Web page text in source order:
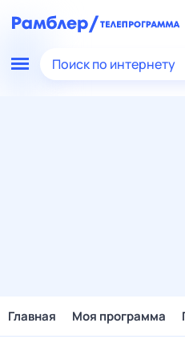
Поиск по интернету
Главная Моя программа